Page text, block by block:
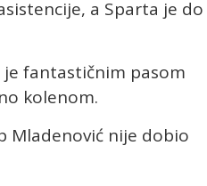
a Sparta je do
je fantastičnim pasom
kolenom.
Mladenović nije dobio